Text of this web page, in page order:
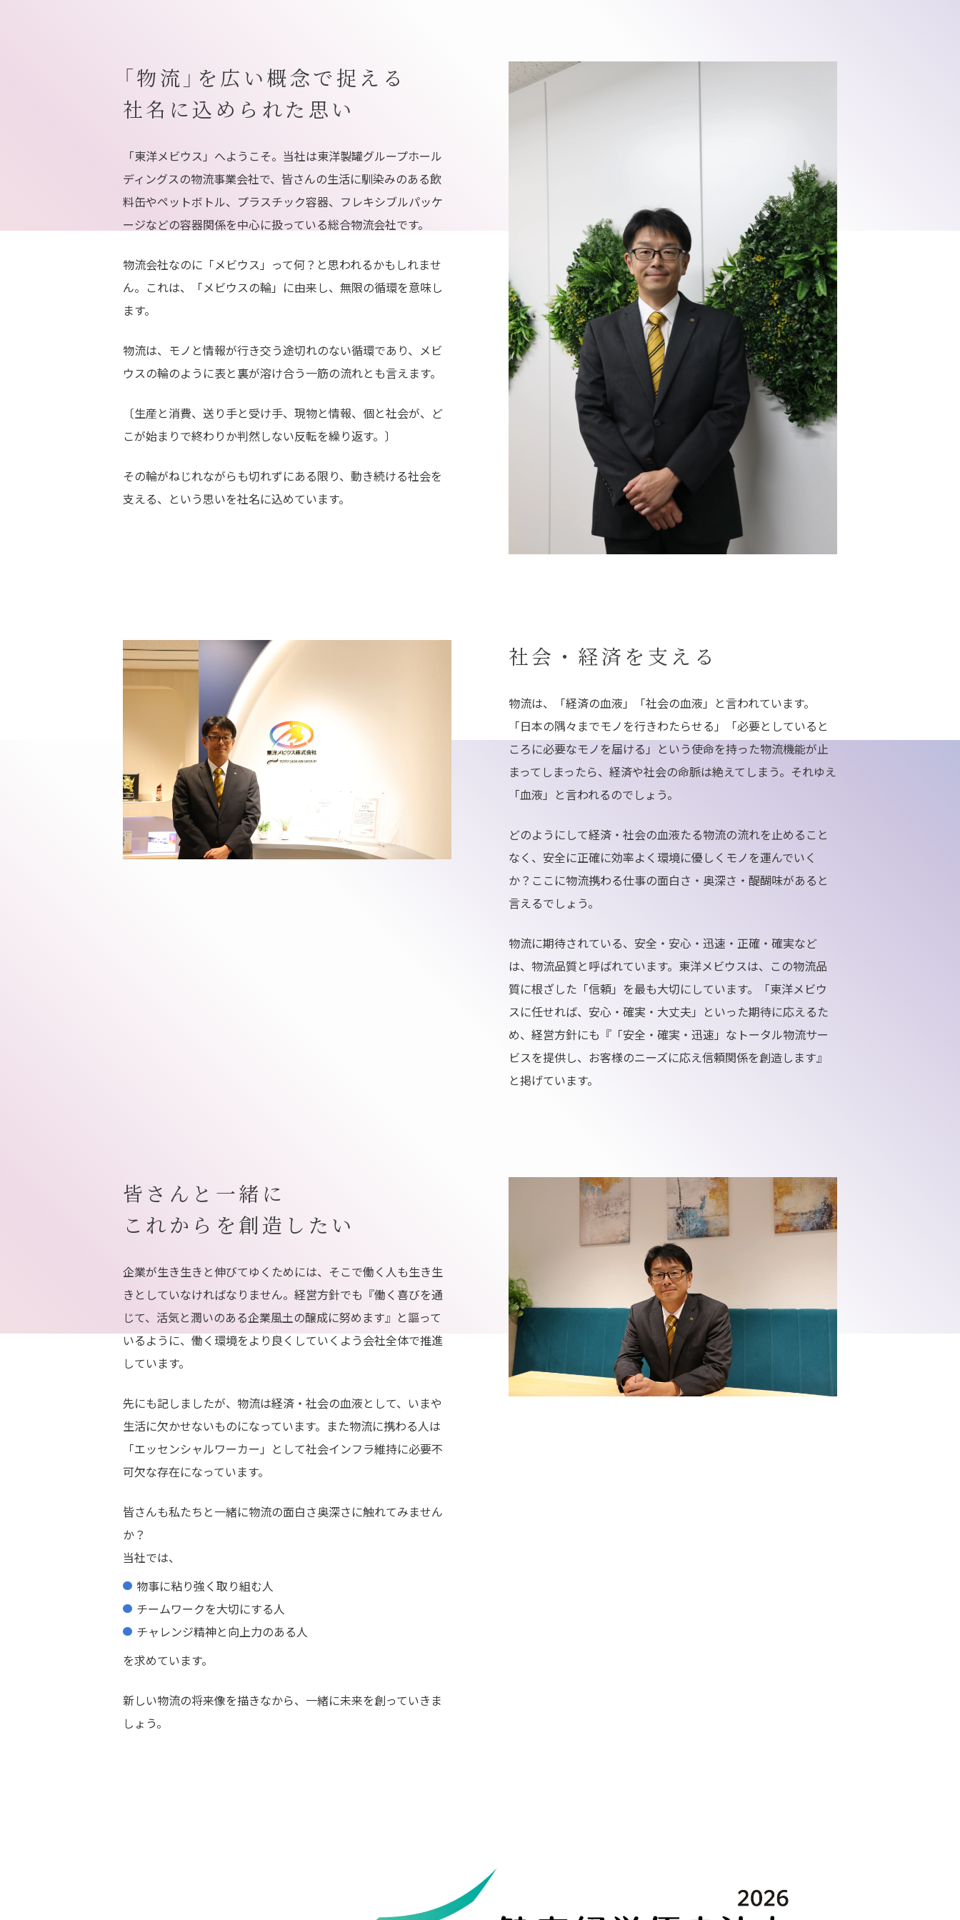
「物流」を広い概念で捉える
社名に込められた思い
「東洋メビウス」へようこそ。当社は東洋製罐グループホール
ディングスの物流事業会社で、皆さんの生活に馴染みのある飲
料缶やペットボトル、プラスチック容器、フレキシブルパッケ
ージなどの容器関係を中心に扱っている総合物流会社です。
物流会社なのに「メビウス」って何？と思われるかもしれませ
ん。これは、「メビウスの輪」に由来し、無限の循環を意味し
ます。
物流は、モノと情報が行き交う途切れのない循環であり、メビ
ウスの輪のように表と裏が溶け合う一筋の流れとも言えます。
〔生産と消費、送り手と受け手、現物と情報、個と社会が、ど
こが始まりで終わりか判然しない反転を繰り返す。〕
その輪がねじれながらも切れずにある限り、動き続ける社会を
支える、という思いを社名に込めています。
社会・経済を支える
物流は、「経済の血液」「社会の血液」と言われています。
「日本の隅々までモノを行きわたらせる」「必要としていると
ころに必要なモノを届ける」という使命を持った物流機能が止
まってしまったら、経済や社会の命脈は絶えてしまう。それゆえ
「血液」と言われるのでしょう。
どのようにして経済・社会の血液たる物流の流れを止めること
なく、安全に正確に効率よく環境に優しくモノを運んでいく
か？ここに物流携わる仕事の面白さ・奥深さ・醍醐味があると
言えるでしょう。
物流に期待されている、安全・安心・迅速・正確・確実など
は、物流品質と呼ばれています。東洋メビウスは、この物流品
質に根ざした「信頼」を最も大切にしています。「東洋メビウ
スに任せれば、安心・確実・大丈夫」といった期待に応えるた
め、経営方針にも『「安全・確実・迅速」なトータル物流サー
ビスを提供し、お客様のニーズに応え信頼関係を創造します』
と掲げています。
皆さんと一緒に
これからを創造したい
企業が生き生きと伸びてゆくためには、そこで働く人も生き生
きとしていなければなりません。経営方針でも『働く喜びを通
じて、活気と潤いのある企業風土の醸成に努めます』と謳って
いるように、働く環境をより良くしていくよう会社全体で推進
しています。
先にも記しましたが、物流は経済・社会の血液として、いまや
生活に欠かせないものになっています。また物流に携わる人は
「エッセンシャルワーカー」として社会インフラ維持に必要不
可欠な存在になっています。
皆さんも私たちと一緒に物流の面白さ奥深さに触れてみません
か？
当社では、
物事に粘り強く取り組む人
チームワークを大切にする人
チャレンジ精神と向上力のある人
を求めています。
新しい物流の将来像を描きなから、一緒に未来を創っていきま
しょう。